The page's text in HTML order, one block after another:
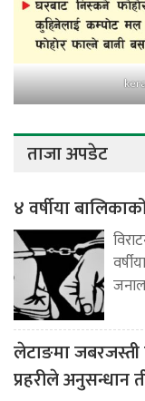
ताजा अपडेट
४ वर्षीया
लेटाङमा
प्रहरीले अनुसन्धान